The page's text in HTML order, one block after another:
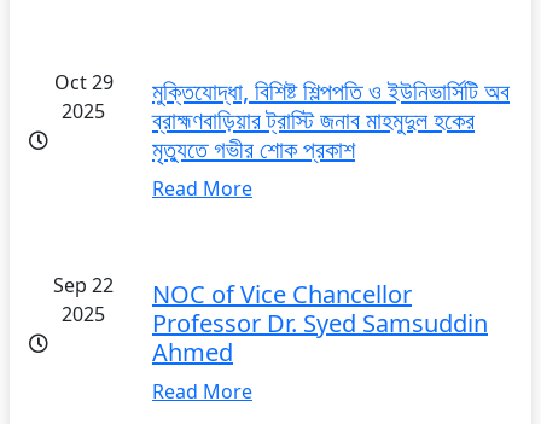
Oct 29
2025
মুক্তিযোদ্ধা, বিশিষ্ট শিল্পপতি ও ইউনিভার্সিটি অব
ব্রাহ্মণবাড়িয়ার ট্রাস্টি জনাব মাহমুদুল হকের
মৃত্যুতে গভীর শোক প্রকাশ
Read More
Sep 22
2025
NOC of Vice Chancellor
Professor Dr. Syed Samsuddin
Ahmed
Read More